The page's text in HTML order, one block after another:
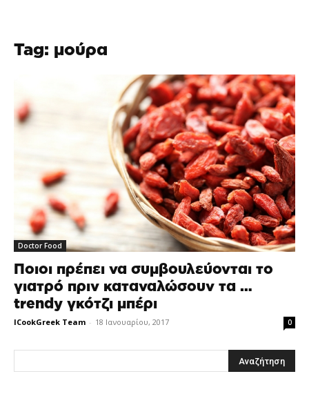
Tag: μούρα
Doctor Food
Ποιοι πρέπει να συμβουλεύονται το
γιατρό πριν καταναλώσουν τα …
trendy γκότζι μπέρι
ICookGreek Team - 18 Ιανουαρίου, 2017 0